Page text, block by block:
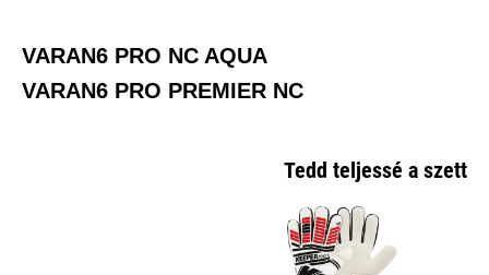
VARAN6 PRO NC AQUA
VARAN6 PRO PREMIER NC
Tedd teljessé a szetted